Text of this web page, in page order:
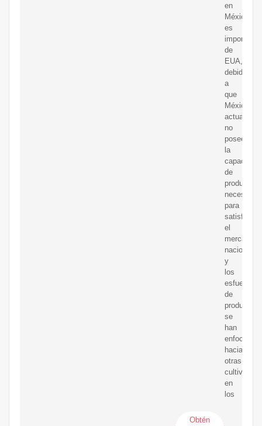
en
México
es
importada
de
EUA,
debido
a
que
México
no
posee
la
capacidad
de
producción
necesaria
para
satisfacer
el
mercado
nacional
y
los
esfuerzos
de
producción
se
han
enfocado
hacia
otras
cultivos
en
los
Obtén